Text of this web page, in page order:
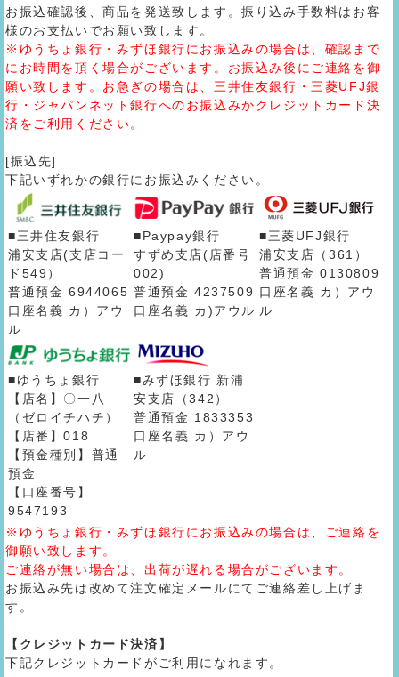
お振込確認後、商品を発送致します。振り込み手数料はお客
様のお支払いでお願い致します。
※ゆうちょ銀行・みずほ銀行にお振込みの場合は、確認まで
にお時間を頂く場合がございます。お振込み後にご連絡を御
願い致します。お急ぎの場合は、三井住友銀行・三菱UFJ銀
行・ジャパンネット銀行へのお振込みかクレジットカード決
済をご利用ください。
[振込先]
下記いずれかの銀行にお振込みください。
■三井住友銀行
浦安支店(支店コー
ド549）
普通預金 6944065
口座名義 カ）アウ
ル
■Paypay銀行
すずめ支店(店番号
002)
普通預金 4237509
口座名義 カ)アウル
■三菱UFJ銀行
浦安支店（361）
普通預金 0130809
口座名義 カ）アウ
ル
■ゆうちょ銀行
【店名】〇一八
（ゼロイチハチ）
【店番】018
【預金種別】普通
預金
【口座番号】
9547193
■みずほ銀行 新浦
安支店（342）
普通預金 1833353
口座名義 カ）アウ
ル
※ゆうちょ銀行・みずほ銀行にお振込みの場合は、ご連絡を
御願い致します。
ご連絡が無い場合は、出荷が遅れる場合がございます。
お振込み先は改めて注文確定メールにてご連絡差し上げま
す。
【クレジットカード決済】
下記クレジットカードがご利用になれます。